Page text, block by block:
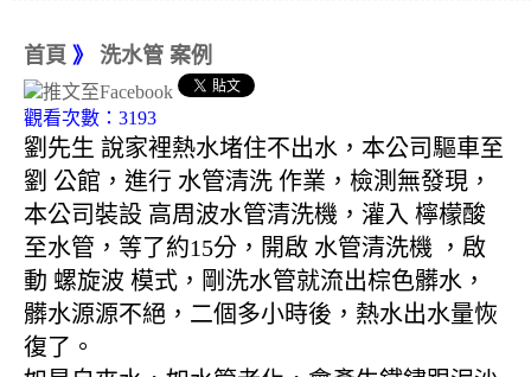
首頁 》 洗水管 案例
觀看次數：3193
劉先生 說家裡熱水堵住不出水，本公司驅車至
劉 公館，進行 水管清洗 作業，檢測無發現，
本公司裝設 高周波水管清洗機，灌入 檸檬酸
至水管，等了約15分，開啟 水管清洗機 ，啟
動 螺旋波 模式，剛洗水管就流出棕色髒水，
髒水源源不絕，二個多小時後，熱水出水量恢
復了。